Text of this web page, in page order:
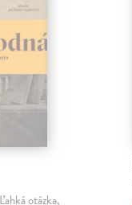
otázka,